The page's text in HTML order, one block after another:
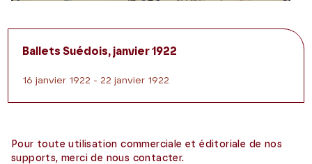
Ballets Suédois, janvier 1922
16 janvier 1922 - 22 janvier 1922
Pour toute utilisation commerciale et éditoriale de nos
supports, merci de nous contacter.